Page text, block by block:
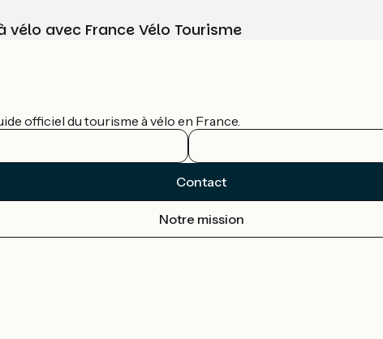
vélo avec France Vélo Tourisme
officiel du tourisme à vélo en France.
Contact
Notre mission